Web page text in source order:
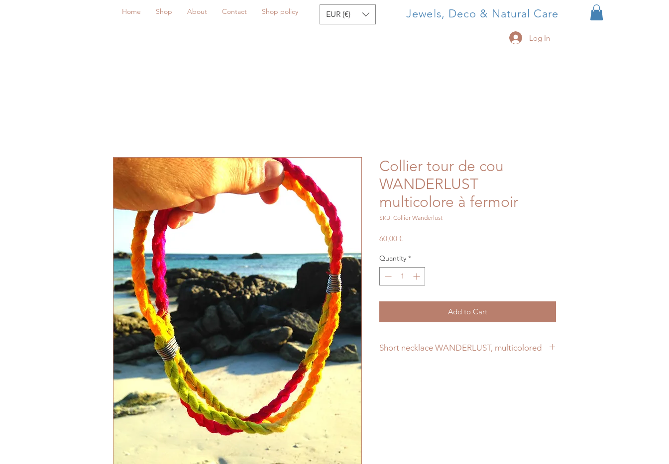
Home Shop About Contact Shop policy EUR (€) Jewels, Deco & Natural Care
Log In
Collier tour de cou
WANDERLUST
multicolore à fermoir
SKU: Collier Wanderlust
60,00 €Price
Quantity *
Add to Cart
Short necklace WANDERLUST, multicolored